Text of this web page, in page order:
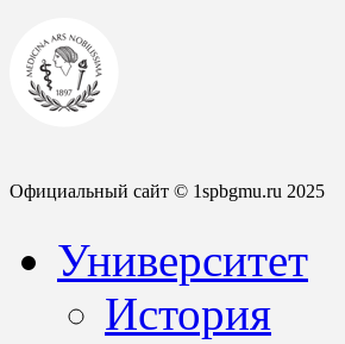
Официальный сайт © 1spbgmu.ru 2025
Университет
История